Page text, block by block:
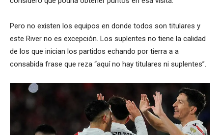
Pero no existen los equipos en donde todos son titulares y
este River no es excepción. Los suplentes no tiene la calidad
de los que inician los partidos echando por tierra a a
consabida frase que reza “aquí no hay titulares ni suplentes”.